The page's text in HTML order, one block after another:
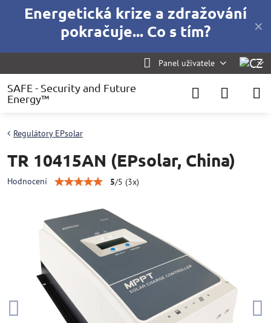
✕
Energetická krize a zdražování
pokračuje... Co s tím?
Panel uživatele
SAFE - Security and Future
Energy™
Regulátory EPsolar
TR 10415AN (EPsolar, China)
Hodnocení 5/5 (3x)